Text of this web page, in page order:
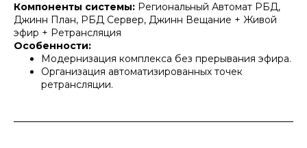
Компоненты системы: Региональный Автомат РБД,
Джинн План, РБД Сервер, Джинн Вещание + Живой
эфир + Ретрансляция
Особенности:
Модернизация комплекса без прерывания эфира.
Организация автоматизированных точек
ретрансляции.